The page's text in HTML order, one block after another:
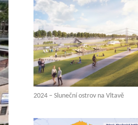
2024 – Sluneční ostrov na Vltavě